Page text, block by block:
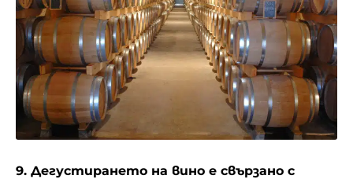
9. Дегустирането на вино е свързано с